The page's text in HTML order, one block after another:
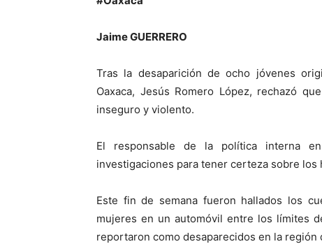
Jaime GUERRERO
Tras la desaparición de ocho jóvenes
Oaxaca, Jesús Romero López, rechazó
inseguro y violento.
El responsable de la política interna
investigaciones para tener certeza sobre
Este fin de semana fueron hallados los
mujeres en un automóvil entre los límites
reportaron como desaparecidos en la región